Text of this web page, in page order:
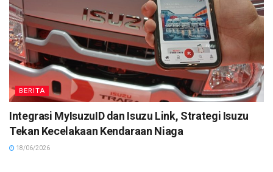
BERITA
Integrasi MyIsuzuID dan Isuzu Link, Strategi Isuzu
Tekan Kecelakaan Kendaraan Niaga
18/06/2026